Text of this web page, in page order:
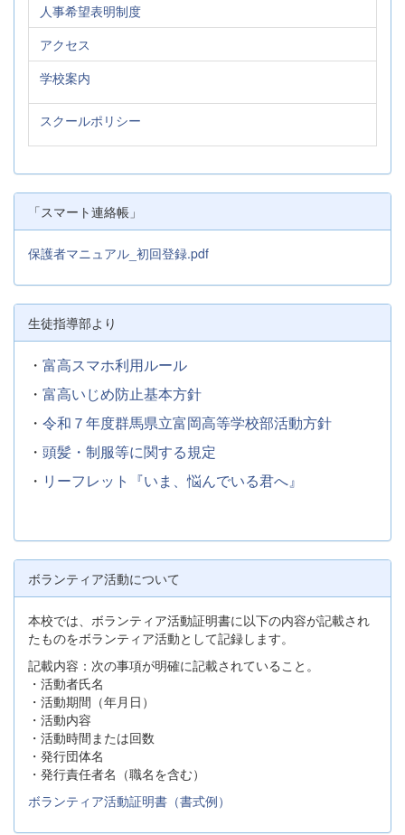
（事務室でも同じ申請書類をお配りしています。） &nbsp;
①申請書（紙申請用）様式第１号.xlsx ②...
人事希望表明制度
アクセス
学校案内
スクールポリシー
「スマート連絡帳」
保護者マニュアル_初回登録.pdf
生徒指導部より
・ 富高スマホ利用ルール
・ 富高いじめ防止基本方針
・ 令和７年度群馬県立富岡高等学校部活動方針
・ 頭髪・制服等に関する規定
・ リーフレット『いま、悩んでいる君へ』
ボランティア活動について
本校では、ボランティア活動証明書に以下の内容が記載され
たものをボランティア活動として記録します。
記載内容：次の事項が明確に記載されていること。
・活動者氏名
・活動期間（年月日）
・活動内容
・活動時間または回数
・発行団体名
・発行責任者名（職名を含む）
ボランティア活動証明書（書式例）